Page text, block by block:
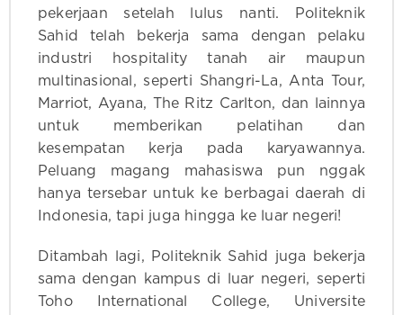
pekerjaan setelah lulus nanti. Politeknik
Sahid telah bekerja sama dengan pelaku
industri hospitality tanah air maupun
multinasional, seperti Shangri-La, Anta Tour,
Marriot, Ayana, The Ritz Carlton, dan lainnya
untuk memberikan pelatihan dan
kesempatan kerja pada karyawannya.
Peluang magang mahasiswa pun nggak
hanya tersebar untuk ke berbagai daerah di
Indonesia, tapi juga hingga ke luar negeri!
Ditambah lagi, Politeknik Sahid juga bekerja
sama dengan kampus di luar negeri, seperti
Toho International College, Universite